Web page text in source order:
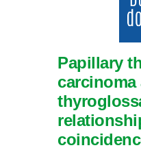
Papillary
carcinoma